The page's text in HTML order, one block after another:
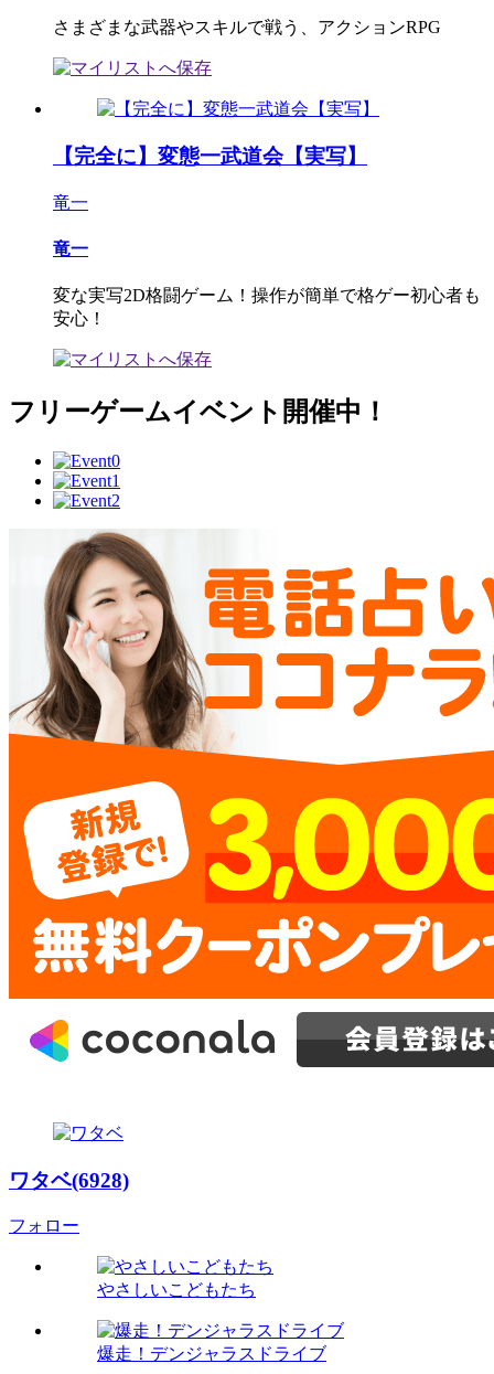
さまざまな武器やスキルで戦う、アクションRPG
【完全に】変態一武道会【実写】
竜一
竜一
変な実写2D格闘ゲーム！操作が簡単で格ゲー初心者も
安心！
フリーゲームイベント開催中！
ワタベ(6928)
フォロー
やさしいこどもたち
爆走！デンジャラスドライブ